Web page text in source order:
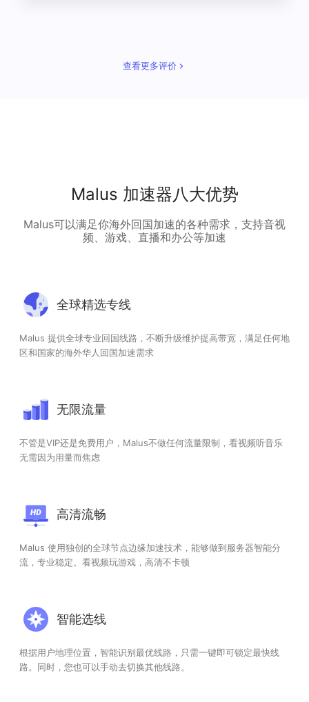
查看更多评价
Malus 加速器八大优势
Malus可以满足你海外回国加速的各种需求，支持音视
频、游戏、直播和办公等加速
全球精选专线
Malus 提供全球专业回国线路，不断升级维护提高带宽，满足任何地
区和国家的海外华人回国加速需求
无限流量
不管是VIP还是免费用户，Malus不做任何流量限制，看视频听音乐
无需因为用量而焦虑
高清流畅
Malus 使用独创的全球节点边缘加速技术，能够做到服务器智能分
流，专业稳定。看视频玩游戏，高清不卡顿
智能选线
根据用户地理位置，智能识别最优线路，只需一键即可锁定最快线
路。同时，您也可以手动去切换其他线路。